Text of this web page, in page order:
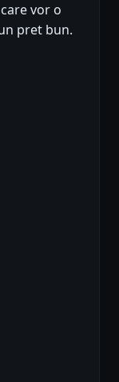
vor o
pret bun.